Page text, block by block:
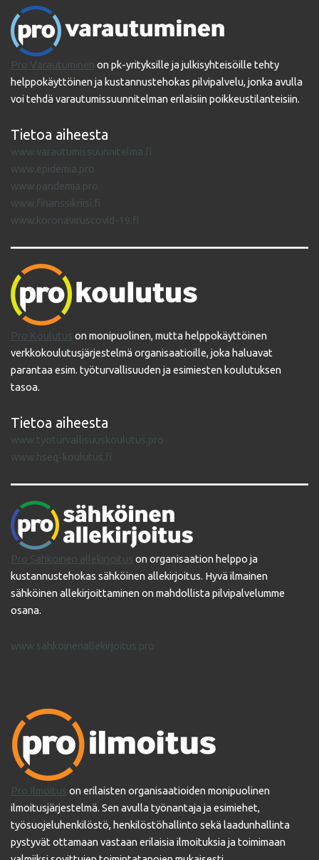
Pro Varautuminen on pk-yrityksille ja julkisyhteisöille tehty
helppokäyttöinen ja kustannustehokas pilvipalvelu, jonka avulla
voi tehdä varautumissuunnitelman erilaisiin poikkeustilanteisiin.
Tietoa aiheesta
www.varautumissuunnitelma.fi
www.epidemia.pro
www.pandemia.pro
www.finanssikriisi.fi
www.koronaviruscovid-19.fi
Pro Koulutus on monipuolinen, mutta helppokäyttöinen
verkkokoulutusjärjestelmä organisaatioille, joka haluavat
parantaa esim. työturvallisuuden ja esimiesten koulutuksen
tasoa.
Tietoa aiheesta
www.tyoturvallisuuskoulutus.pro
www.hseq-koulutus.fi
Pro Sähköinen allekirjoitus on organisaation helppo ja
kustannustehokas sähköinen allekirjoitus. Hyvä ilmainen
sähköinen allekirjoittaminen on mahdollista pilvipalvelumme
osana.
www.sahkoinenallekirjoitus.pro
Pro Ilmoitus on erilaisten organisaatioiden monipuolinen
ilmoitusjärjestelmä. Sen avulla työnantaja ja esimiehet,
työsuojeluhenkilöstö, henkilöstöhallinto sekä laadunhallinta
pystyvät ottamaan vastaan erilaisia ilmoituksia ja toimimaan